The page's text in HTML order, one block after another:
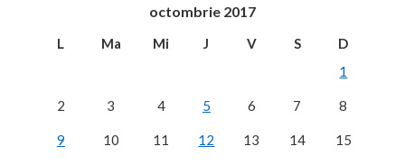
octombrie 2017
L Ma Mi J V S
D
1
2 3 4 5 6 7 8
9 10 11 12 13 14 15